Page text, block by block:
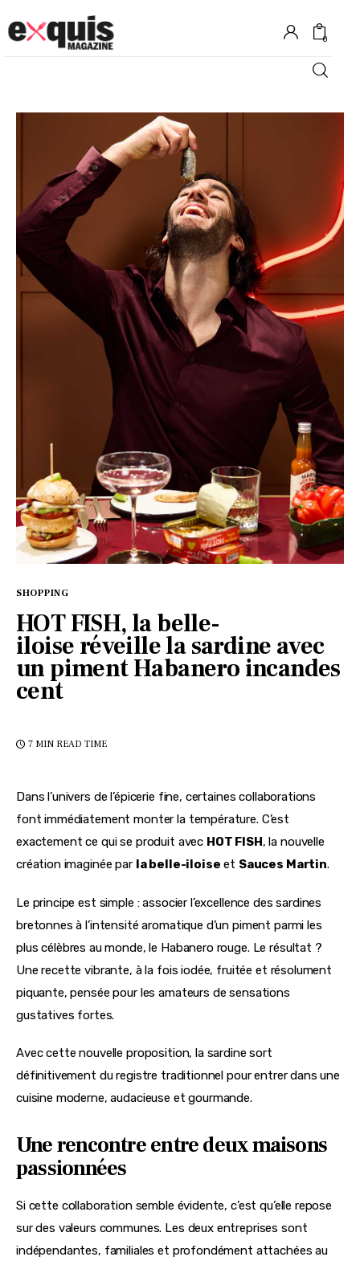
0
Hôtels
Gastronomie
Recettes
Shopping
Évènements
SHOPPING
HOT FISH, la belle-
iloise réveille la sardine avec
un piment Habanero incandes
cent
7 MIN READ TIME
Dans l’univers de l’épicerie fine, certaines collaborations
font immédiatement monter la température. C’est
exactement ce qui se produit avec HOT FISH, la nouvelle
création imaginée par la belle-iloise et Sauces Martin.
Le principe est simple : associer l’excellence des sardines
bretonnes à l’intensité aromatique d’un piment parmi les
plus célèbres au monde, le Habanero rouge. Le résultat ?
Une recette vibrante, à la fois iodée, fruitée et résolument
piquante, pensée pour les amateurs de sensations
gustatives fortes.
Avec cette nouvelle proposition, la sardine sort
définitivement du registre traditionnel pour entrer dans une
cuisine moderne, audacieuse et gourmande.
Une rencontre entre deux maisons
passionnées
Si cette collaboration semble évidente, c’est qu’elle repose
sur des valeurs communes. Les deux entreprises sont
indépendantes, familiales et profondément attachées au